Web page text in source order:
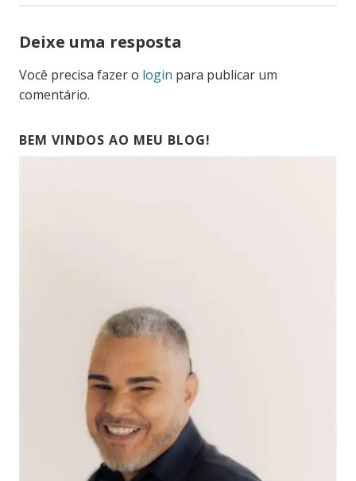
Deixe uma resposta
Você precisa fazer o login para publicar um
comentário.
BEM VINDOS AO MEU BLOG!